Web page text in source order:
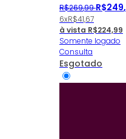
R$269,99 R$249,
6xR$41,67
à vista R$224,99
Somente logado
Consulta
Esgotado